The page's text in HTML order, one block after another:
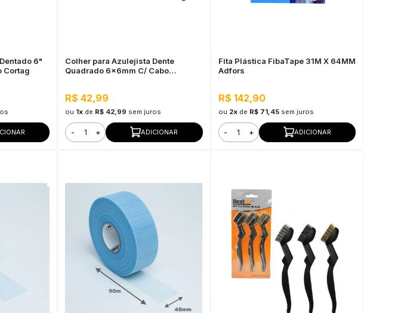
6"
Cortag
Colher para Azulejista Dente
Quadrado 6x6mm C/ Cabo
R$ 42,99
ou 1x de R$ 42,99 sem juros
- + ADICIONAR
Fita Plástica FibaTape 31M X 64MM
Adfors
R$ 142,90
ou 2xde R$ 71,45 sem juros
- + ADICIONAR